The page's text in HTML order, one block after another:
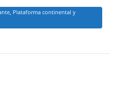
s
A
p
gr
a
e
dI
e
Plataforma continental y